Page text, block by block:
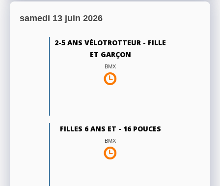
samedi 13 juin 2026
2-5 ANS VÉLOTROTTEUR - FILLE
ET GARÇON
BMX
FILLES 6 ANS ET - 16 POUCES
BMX